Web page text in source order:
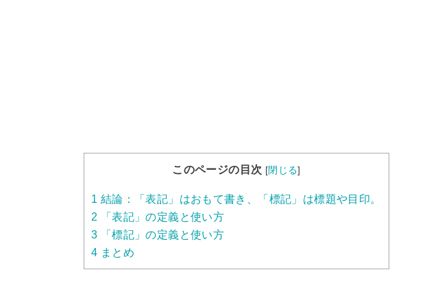
このページの目次 [閉じる]
1 結論：「表記」はおもて書き、「標記」は標題や目印。
2 「表記」の定義と使い方
3 「標記」の定義と使い方
4 まとめ